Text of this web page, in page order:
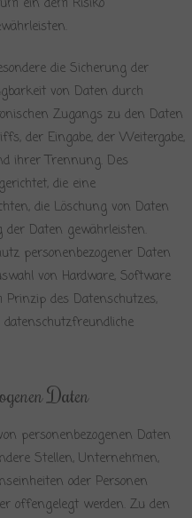
ein dem Risiko
die Sicherung der
von Daten durch
Zugangs zu den Daten
der Eingabe, der Weitergabe,
ihrer Trennung. Des
die eine
die Löschung von Daten
Daten gewährleisten.
personenbezogener Daten
von Hardware, Software
des Datenschutzes,
Daten
personenbezogenen Daten
Stellen, Unternehmen,
oder Personen
offengelegt werden. Zu den